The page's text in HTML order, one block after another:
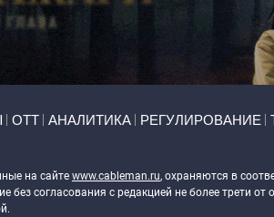
ОТТ АНАЛИТИКА РЕГУЛИРОВАНИЕ
на сайте www.cableman.ru, охраняются в
без согласования с редакцией не более трети от